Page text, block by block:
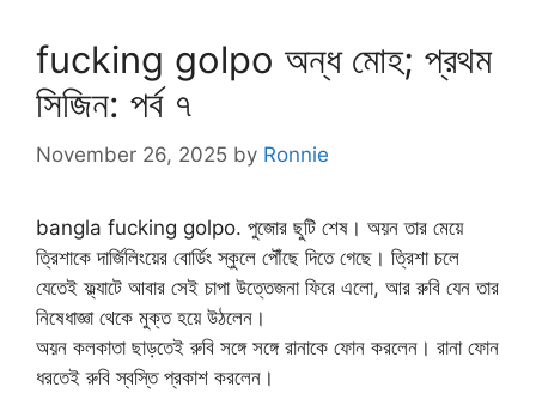
fucking golpo অন্ধ মোহ; প্রথম
সিজিন: পর্ব ৭
November 26, 2025 by Ronnie
bangla fucking golpo. পুজোর ছুটি শেষ। অয়ন তার মেয়ে
ত্রিশাকে দার্জিলিংয়ের বোর্ডিং স্কুলে পৌঁছে দিতে গেছে। ত্রিশা চলে
যেতেই ফ্ল্যাটে আবার সেই চাপা উত্তেজনা ফিরে এলো, আর রুবি যেন তার
নিষেধাজ্ঞা থেকে মুক্ত হয়ে উঠলেন।
অয়ন কলকাতা ছাড়তেই রুবি সঙ্গে সঙ্গে রানাকে ফোন করলেন। রানা ফোন
ধরতেই রুবি স্বস্তি প্রকাশ করলেন।